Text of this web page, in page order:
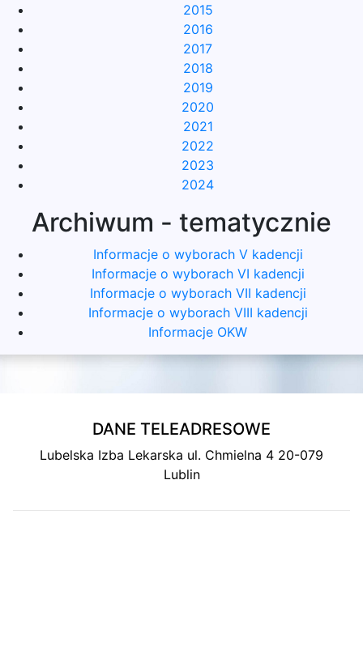
2015
2016
2017
2018
2019
2020
2021
2022
2023
2024
Archiwum - tematycznie
Informacje o wyborach V kadencji
Informacje o wyborach VI kadencji
Informacje o wyborach VII kadencji
Informacje o wyborach VIII kadencji
Informacje OKW
DANE TELEADRESOWE
Lubelska Izba Lekarska ul. Chmielna 4 20-079
Lublin